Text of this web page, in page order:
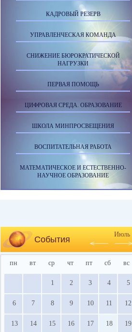
КАДРОВЫЙ РЕЗЕРВ
УПРАВЛЕНЧЕСКАЯ КОМАНДА
СНИЖЕНИЕ БЮРОКРАТИЧЕСКОЙ
НАГРУЗКИ
ПЕРВАЯ ПОМОЩЬ
ЦИФРОВАЯ СРЕДА. ОБРАЗОВАНИЕ
ШКОЛА МИНПРОСВЕЩЕНИЯ
ВОСПИТАТЕЛЬНАЯ РАБОТА
МАТЕМАТИЧЕСКОЕ И ЕСТЕСТВЕННО-
НАУЧНОЕ ОБРАЗОВАНИЕ
События
Июль
пн вт ср чт пт сб вс
1 2 3 4 5
6 7 8 9 10 11 12
13 14 15 16 17 18 19